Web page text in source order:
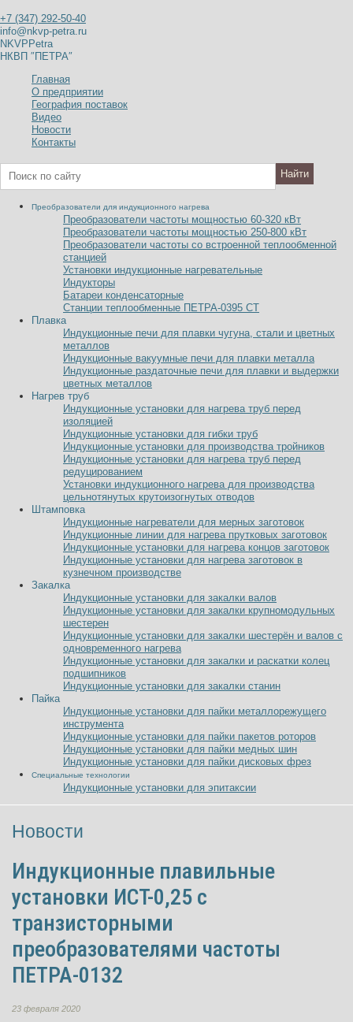
+7 (347) 292-50-40
info@nkvp-petra.ru
NKVPPetra
НКВП ″ПЕТРА″
Главная
О предприятии
География поставок
Видео
Новости
Контакты
Преобразователи для индукционного нагрева
Преобразователи частоты мощностью 60-320 кВт
Преобразователи частоты мощностью 250-800 кВт
Преобразователи частоты со встроенной теплообменной
станцией
Установки индукционные нагревательные
Индукторы
Батареи конденсаторные
Станции теплообменные ПЕТРА-0395 СТ
Плавка
Индукционные печи для плавки чугуна, стали и цветных
металлов
Индукционные вакуумные печи для плавки металла
Индукционные раздаточные печи для плавки и выдержки
цветных металлов
Нагрев труб
Индукционные установки для нагрева труб перед
изоляцией
Индукционные установки для гибки труб
Индукционные установки для производства тройников
Индукционные установки для нагрева труб перед
редуцированием
Установки индукционного нагрева для производства
цельнотянутых крутоизогнутых отводов
Штамповка
Индукционные нагреватели для мерных заготовок
Индукционные линии для нагрева прутковых заготовок
Индукционные установки для нагрева концов заготовок
Индукционные установки для нагрева заготовок в
кузнечном производстве
Закалка
Индукционные установки для закалки валов
Индукционные установки для закалки крупномодульных
шестерен
Индукционные установки для закалки шестерён и валов с
одновременного нагрева
Индукционные установки для закалки и раскатки колец
подшипников
Индукционные установки для закалки станин
Пайка
Индукционные установки для пайки металлорежущего
инструмента
Индукционные установки для пайки пакетов роторов
Индукционные установки для пайки медных шин
Индукционные установки для пайки дисковых фрез
Специальные технологии
Индукционные установки для эпитаксии
Новости
Индукционные плавильные
установки ИСТ-0,25 с
транзисторными
преобразователями частоты
ПЕТРА-0132
23 февраля 2020